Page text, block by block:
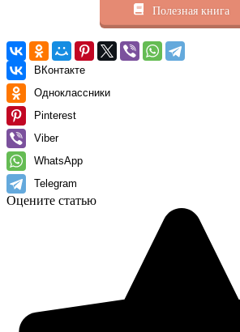
Полезная книга
ВКонтакте
Одноклассники
Pinterest
Viber
WhatsApp
Telegram
Оцените статью